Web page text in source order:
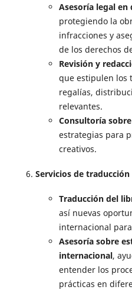
Asesoría legal
protegiendo la
infracciones y
de los derechos
Revisión y
que estipulen los
regalías,
relevantes.
Consultoría
estrategias para
creativos.
Servicios de
Traducción del
así nuevas
internacional
Asesoría sobre
internacional,
entender los
prácticas en